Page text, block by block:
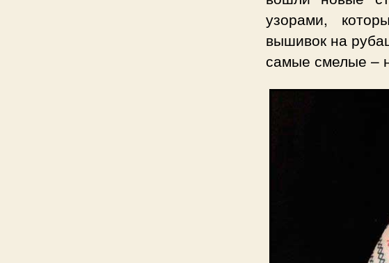
узорами,
вышивок на
самые смелые –